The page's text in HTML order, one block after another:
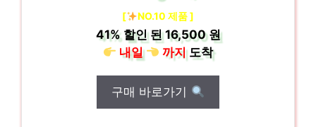
[ NO.10 제품 ]
41%할인 된16,500 원
내일
까지도착
구매 바로가기